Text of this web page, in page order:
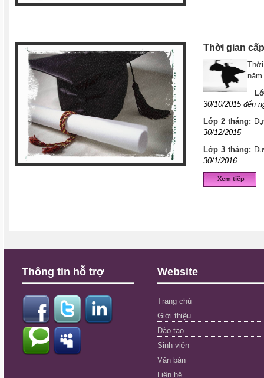
Thời gian
năm
30/10/2015đến
Lớp 2 tháng:
30/12/2015
Lớp 3 tháng:
30/1/2016
Xem tiếp
Thông tin hỗ trợ Website
Trang chủ
Giới thiệu
Đào tạo
Sinh viên
Văn bản
Liên hệ